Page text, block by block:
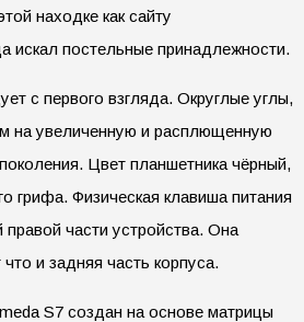
находке как сайту
искал постельные принадлежности.
с первого взгляда. Округлые углы,
на увеличенную и расплющенную
Цвет планшетника чёрный,
грифа. Физическая клавиша питания
части устройства. Она
и задняя часть корпуса.
S7 создан на основе матрицы